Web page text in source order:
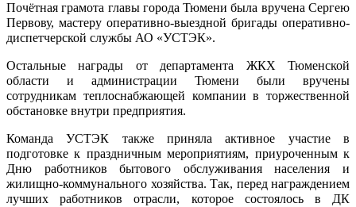
Почётная грамота главы города Тюмени была вручена Сергею
Первову, мастеру оперативно-выездной бригады оперативно-
диспетчерской службы АО «УСТЭК».
Остальные награды от департамента ЖКХ Тюменской
области и администрации Тюмени были вручены
сотрудникам теплоснабжающей компании в торжественной
обстановке внутри предприятия.
Команда УСТЭК также приняла активное участие в
подготовке к праздничным мероприятиям, приуроченным к
Дню работников бытового обслуживания населения и
жилищно-коммунального хозяйства. Так, перед награждением
лучших работников отрасли, которое состоялось в ДК